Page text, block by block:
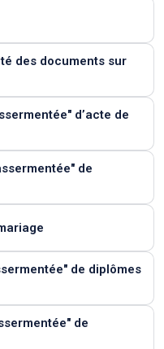
des documents sur
d’acte de
de
de diplômes
de